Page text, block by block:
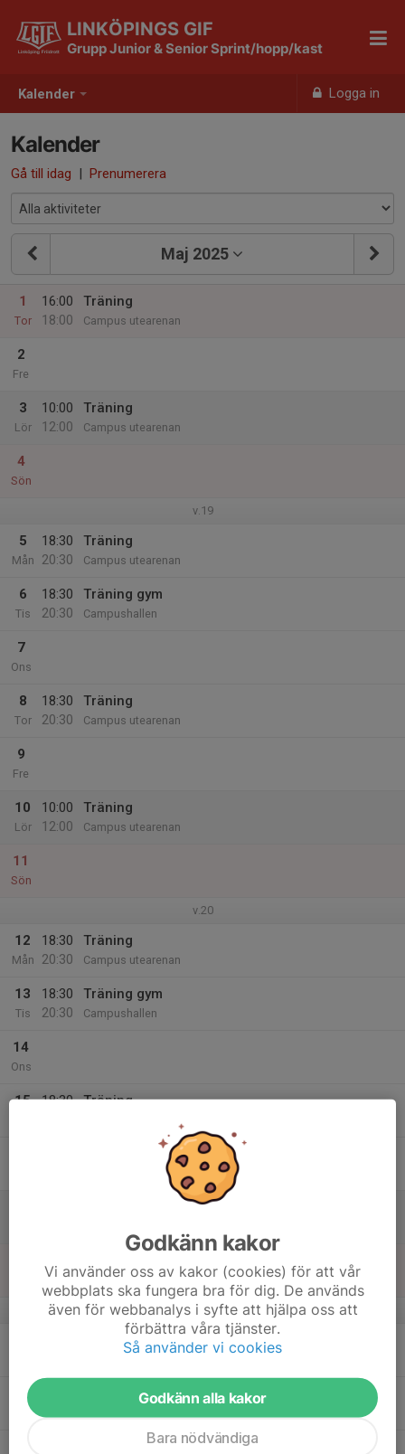
Kalender Logga in
LINKÖPINGS GIF
Grupp Junior & Senior Sprint/hopp/kast
Kalender
Gå till idag | Prenumerera
Maj 2025
1
Tor
16:00
18:00
Träning
Campus utearenan
2
Fre
3
Lör
10:00
12:00
Träning
Campus utearenan
4
Sön
v.19
5
Mån
18:30
20:30
Träning
Campus utearenan
6
Tis
18:30
20:30
Träning gym
Campushallen
7
Ons
8
Tor
18:30
20:30
Träning
Campus utearenan
9
Fre
10
Lör
10:00
12:00
Träning
Campus utearenan
11
Sön
v.20
12
Mån
18:30
20:30
Träning
Campus utearenan
13
Tis
18:30
20:30
Träning gym
Campushallen
14
Ons
15
18:30
Träning
v.21
Träning
20
Tis
Träning gym
Godkänn kakor
Vi använder oss av kakor (cookies) för att vår
webbplats ska fungera bra för dig. De används
även för webbanalys i syfte att hjälpa oss att
förbättra våra tjänster.
Så använder vi cookies
Godkänn alla kakor
Bara nödvändiga